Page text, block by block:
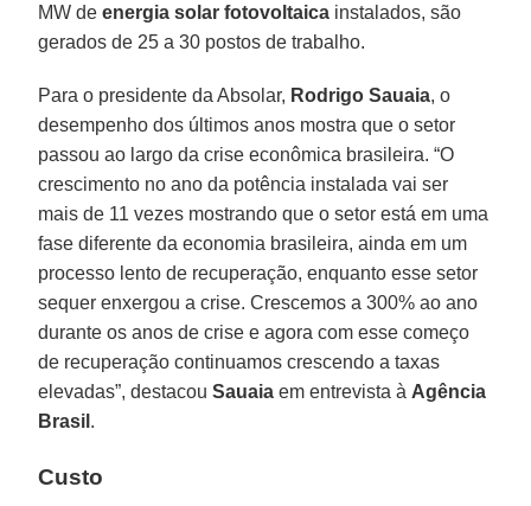
MW deenergia solar fotovoltaica instalados, são
gerados de 25 a 30 postos de trabalho.
Para o presidente da Absolar, Rodrigo Sauaia, o
desempenho dos últimos anos mostra que o setor
passou ao largo da crise econômica brasileira. “O
crescimento no ano da potência instalada vai ser
mais de 11 vezes mostrando que o setor está em uma
fase diferente da economia brasileira, ainda em um
processo lento de recuperação, enquanto esse setor
sequer enxergou a crise. Crescemos a 300% ao ano
durante os anos de crise e agora com esse começo
de recuperação continuamos crescendo a taxas
elevadas”, destacouSauaia em entrevista à Agência
Brasil .
Custo